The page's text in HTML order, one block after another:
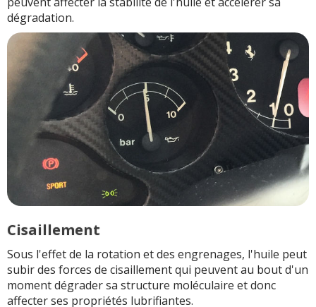
dégradation.
Cisaillement
Sous l'effet de la rotation et des engrenages, l'huile peut
subir des forces de cisaillement qui peuvent au bout d'un
moment dégrader sa structure moléculaire et donc
affecter ses propriétés lubrifiantes.